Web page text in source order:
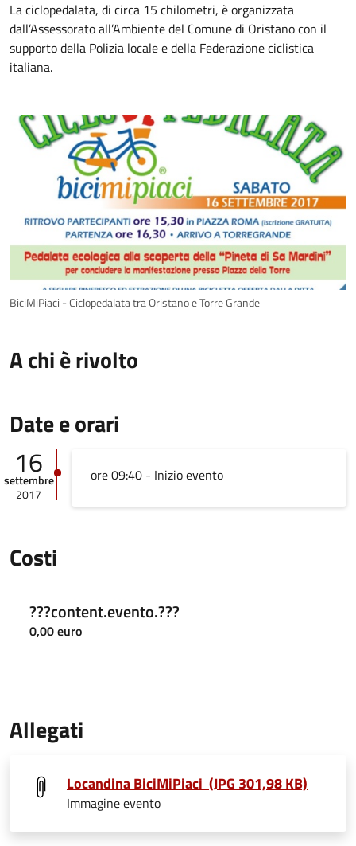
La ciclopedalata, di circa 15 chilometri, è organizzata
dall’Assessorato all’Ambiente del Comune di Oristano con il
supporto della Polizia locale e della Federazione ciclistica
italiana.
BiciMiPiaci - Ciclopedalata tra Oristano e Torre Grande
A chi è rivolto
Date e orari
16
settembre
2017
ore 09:40 - Inizio evento
Costi
???content.evento.???
0,00 euro
Allegati
Locandina BiciMiPiaci (JPG 301,98 KB)
Immagine evento